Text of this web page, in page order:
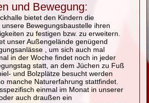
und Bewegung:
bietet den Kindern die
Bewegungsbaustelle ihren
zu festigen bzw. zu erweitern.
unser Außengelände genügend
, um sich auch mal
in der Woche findet noch in jeder
statt, an dem Jüchen zu Fuß
und Bolzplätze besucht werden
manche Naturerfahrung stattfindet.
einmal im Monat in unserer
auch draußen ein